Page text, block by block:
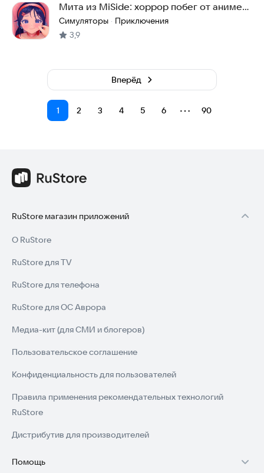
Мита из MiSide: хоррор побег от аниме
девушки
Симуляторы · Приключения
3,9
1 2 3 4 5 6 ⋯ 90
Вперёд
RuStore магазин приложений
О RuStore
RuStore для TV
RuStore для телефона
RuStore для ОС Аврора
Медиа-кит (для СМИ и блогеров)
Пользовательское соглашение
Конфиденциальность для пользователей
Правила применения рекомендательных технологий
RuStore
Дистрибутив для производителей
Помощь